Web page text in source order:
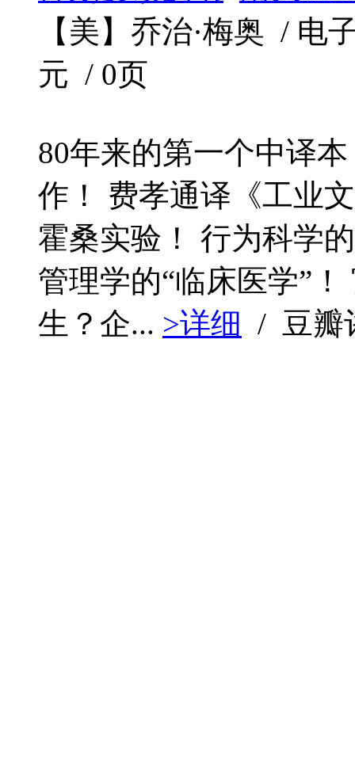
【美】乔治·梅奥 / 电
元 / 0页
80年来的第一个中译
作！ 费孝通译《工业
霍桑实验！ 行为科学
管理学的“临床医学”
生？企... >详细 / 豆瓣